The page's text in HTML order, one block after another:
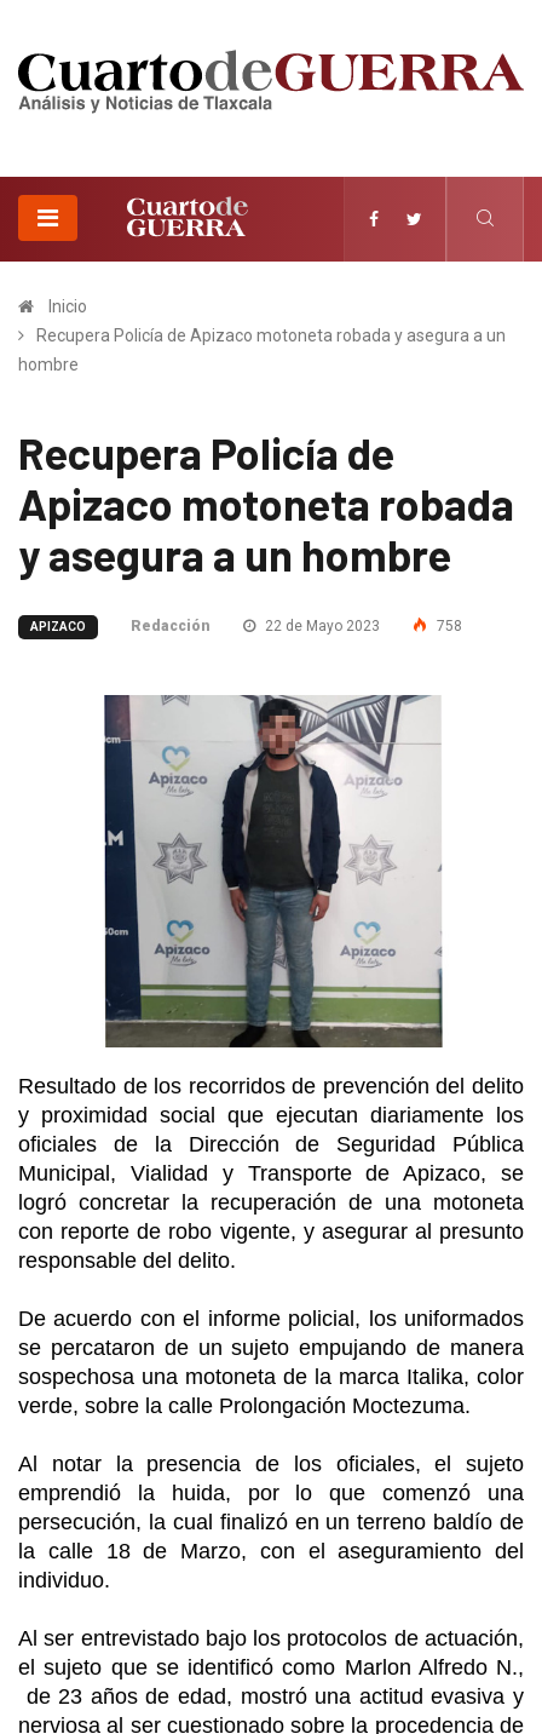
Inicio
Recupera Policía de Apizaco motoneta robada y asegura a un
hombre
Recupera Policía de
Apizaco motoneta robada
y asegura a un hombre
APIZACO Redacción 22 de Mayo 2023 758
Resultado de los recorridos de prevención del delito
y proximidad social que ejecutan diariamente los
oficiales de la Dirección de Seguridad Pública
Municipal, Vialidad y Transporte de Apizaco, se
logró concretar la recuperación de una motoneta
con reporte de robo vigente, y asegurar al presunto
responsable del delito.
De acuerdo con el informe policial, los uniformados
se percataron de un sujeto empujando de manera
sospechosa una motoneta de la marca Italika, color
verde, sobre la calle Prolongación Moctezuma.
Al notar la presencia de los oficiales, el sujeto
emprendió la huida, por lo que comenzó una
persecución, la cual finalizó en un terreno baldío de
la calle 18 de Marzo, con el aseguramiento del
individuo.
Al ser entrevistado bajo los protocolos de actuación,
el sujeto que se identificó como Marlon Alfredo N.,
de 23 años de edad, mostró una actitud evasiva y
nerviosa al ser cuestionado sobre la procedencia de